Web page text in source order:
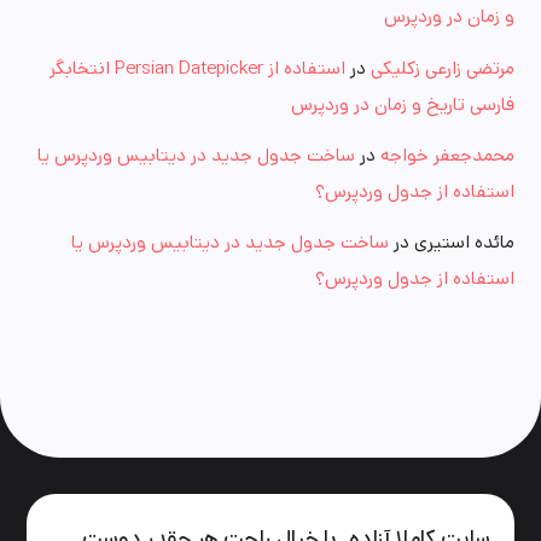
و زمان در وردپرس
مرتضی زارعی زکلیکی در
استفاده از Persian Datepicker انتخابگر
فارسی تاریخ و زمان در وردپرس
محمدجعفر خواجه در ساخت جدول جدید در دیتابیس وردپرس یا
استفاده از جدول وردپرس؟
مائده استیری در ساخت جدول جدید در دیتابیس وردپرس یا
استفاده از جدول وردپرس؟